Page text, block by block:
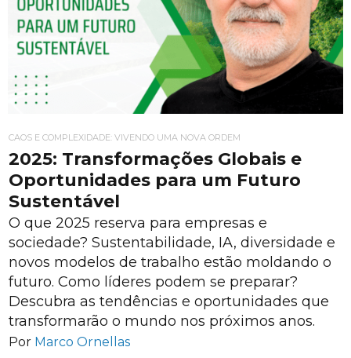
CAOS E COMPLEXIDADE: VIVENDO UMA NOVA ORDEM
2025: Transformações Globais e
Oportunidades para um Futuro
Sustentável
O que 2025 reserva para empresas e
sociedade? Sustentabilidade, IA, diversidade e
novos modelos de trabalho estão moldando o
futuro. Como líderes podem se preparar?
Descubra as tendências e oportunidades que
transformarão o mundo nos próximos anos.
Por Marco Ornellas